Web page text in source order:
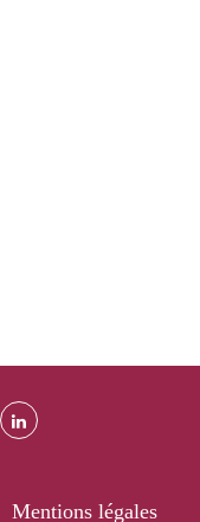
Mentions légales